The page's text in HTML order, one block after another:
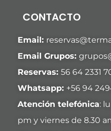
CONTACTO
Email:
Email Grupos:
Reservas: 56 64 2331
Whatsapp: +56 94
Atención telefónica:
pm y viernes de 8.30